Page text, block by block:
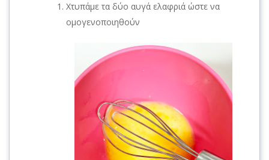
Χτυπάμε τα δύο αυγά ελαφριά ώστε να
ομογενοποιηθούν